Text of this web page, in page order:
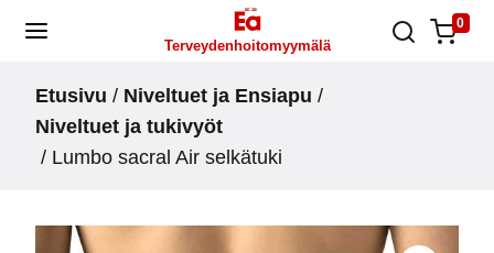
Skip
Terveydenhoitomyymälä
0
Etusivu / Niveltuet ja Ensiapu /
Niveltuet ja tukivyöt
/ Lumbo sacral Air selkätuki